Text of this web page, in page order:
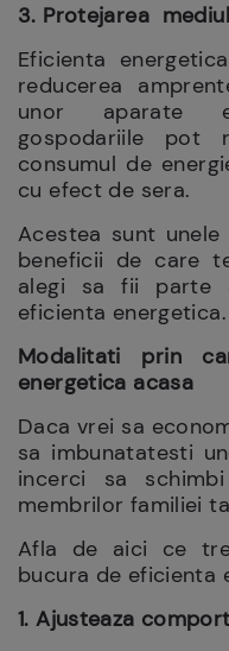
3. Protejarea
Eficienta
reducerea
unor aparate
gospodariile pot
consumul de
cu efect de sera.
Acestea sunt
beneficii de care
alegi sa fii parte
eficienta energetica.
Modalitati prin
energetica acasa
Daca vrei sa
sa imbunatatesti
incerci sa
membrilor familiei
Afla de aici ce
bucura de eficienta
1. Ajusteaza